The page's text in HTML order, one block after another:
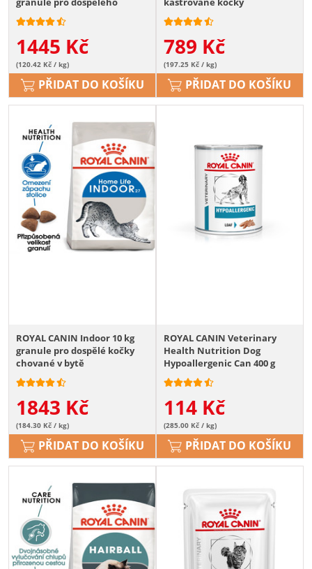
zlatého retrívra
1445 Kč
(120.42 Kč / kg)
PŘIDAT DO KOŠÍKU
789 Kč
(197.25 Kč / kg)
PŘIDAT DO KOŠÍKU
ROYAL CANIN Indoor 10 kg
granule pro dospělé kočky
chované v bytě
1843 Kč
(184.30 Kč / kg)
PŘIDAT DO KOŠÍKU
ROYAL CANIN Veterinary
Health Nutrition Dog
Hypoallergenic Can 400 g
114 Kč
(285.00 Kč / kg)
PŘIDAT DO KOŠÍKU